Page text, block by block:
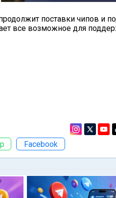
поставки чипов и
все возможное для
Facebook